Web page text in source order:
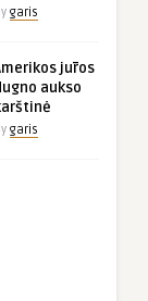
garis
jūros
aukso
garis